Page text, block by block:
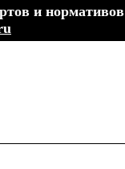
и нормативов